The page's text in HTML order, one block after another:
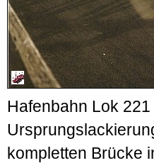
Hafenbahn Lok
kompletten Brücke